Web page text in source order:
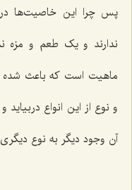
پس چرا این خاصیت‌ها
ندارند و یک طعم و مزه
ماهیت است که باعث
و نوع از این انواع
آن وجود دیگر به نوع دیگری